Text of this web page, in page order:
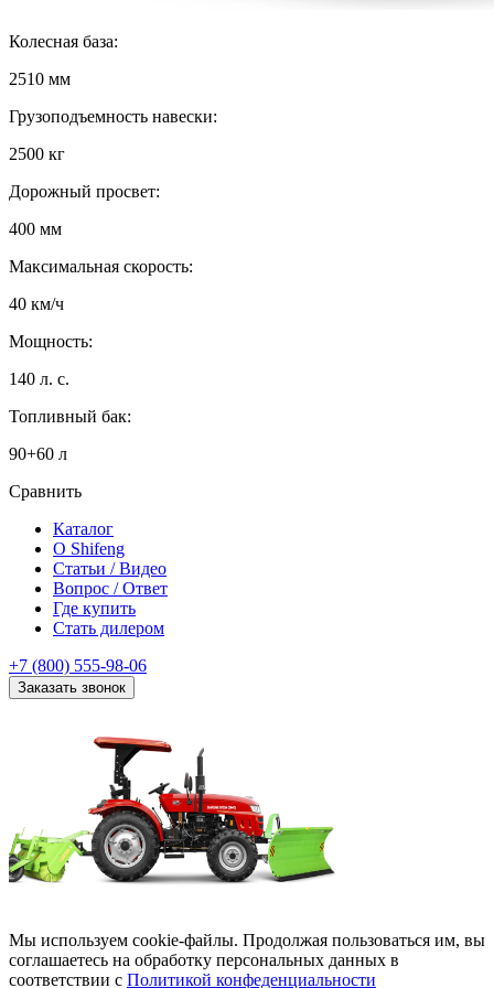
Колесная база:
2510 мм
Грузоподъемность навески:
2500 кг
Дорожный просвет:
400 мм
Максимальная скорость:
40 км/ч
Мощность:
140 л. с.
Топливный бак:
90+60 л
Сравнить
Каталог
О Shifeng
Статьи / Видео
Вопрос / Ответ
Где купить
Стать дилером
+7 (800) 555-98-06
Заказать звонок
Мы используем cookie-файлы. Продолжая пользоваться им, вы
соглашаетесь на обработку персональных данных в
соответствии с Политикой конфеденциальности